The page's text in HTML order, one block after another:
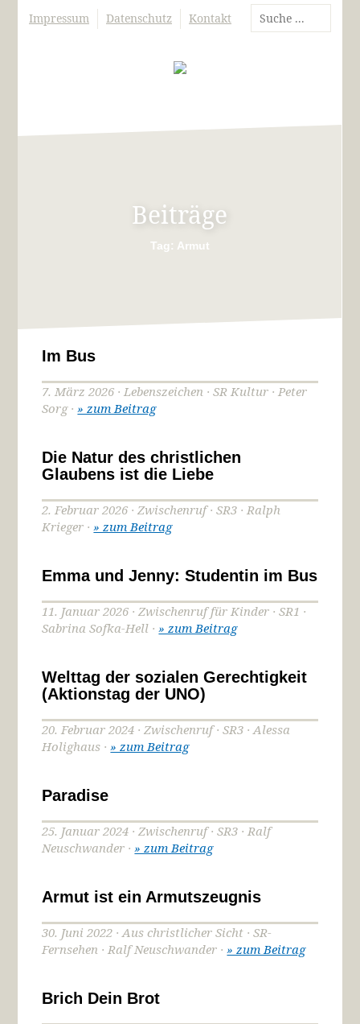
Impressum Datenschutz Kontakt
Beiträge
Tag: Armut
Im Bus
7. März 2026 · Lebenszeichen · SR Kultur · Peter
Sorg ·» zum Beitrag
Die Natur des christlichen
Glaubens ist die Liebe
2. Februar 2026 · Zwischenruf · SR3 · Ralph
Krieger ·» zum Beitrag
Emma und Jenny: Studentin im Bus
11. Januar 2026 · Zwischenruf für Kinder · SR1 ·
Sabrina Sofka-Hell ·» zum Beitrag
Welttag der sozialen Gerechtigkeit
(Aktionstag der UNO)
20. Februar 2024 · Zwischenruf · SR3 · Alessa
Holighaus ·» zum Beitrag
Paradise
25. Januar 2024 · Zwischenruf · SR3 · Ralf
Neuschwander ·» zum Beitrag
Armut ist ein Armutszeugnis
30. Juni 2022 · Aus christlicher Sicht · SR-
Fernsehen · Ralf Neuschwander ·» zum Beitrag
Brich Dein Brot